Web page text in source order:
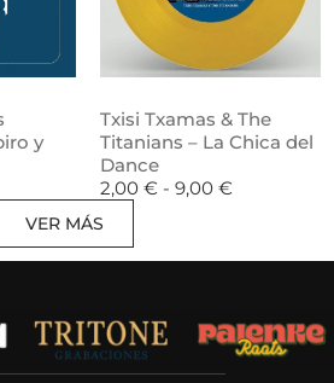
y
Txisi Txamas & The
Titanians – La Chica del
Dance
2,00 € - 9,00 €
VER MÁS